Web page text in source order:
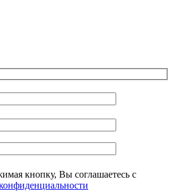
кнопку, Вы соглашаетесь с